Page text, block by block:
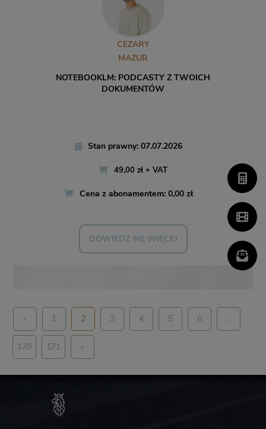
CEZARY
MAZUR
NOTEBOOKLM: PODCASTY Z TWOICH
DOKUMENTÓW
Stan prawny: 07.07.2026
49,00 zł + VAT
Cena z abonamentem: 0,00 zł
DOWIEDZ SIĘ WIĘCEJ
‹ 1 2 3 4 5 6 ...
170 171 ›